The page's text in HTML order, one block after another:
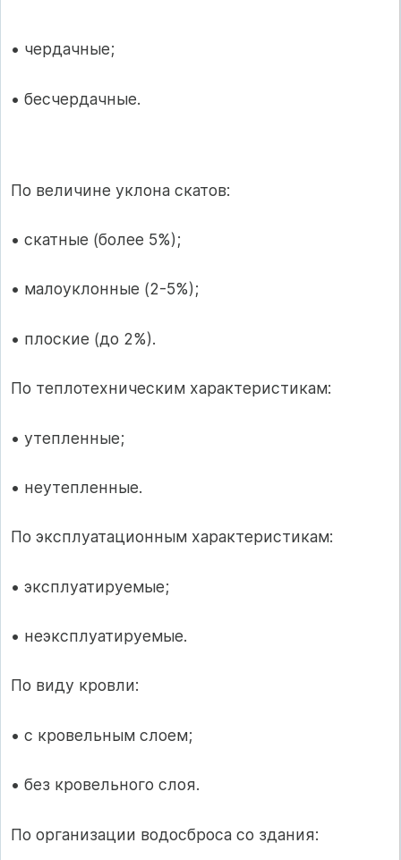
• чердачные;
• бесчердачные.
По величине уклона скатов:
• скатные (более 5%);
• малоуклонные (2-5%);
• плоские (до 2%).
По теплотехническим характеристикам:
• утепленные;
• неутепленные.
По эксплуатационным характеристикам:
• эксплуатируемые;
• неэксплуатируемые.
По виду кровли:
• с кровельным слоем;
• без кровельного слоя.
По организации водосброса со здания: